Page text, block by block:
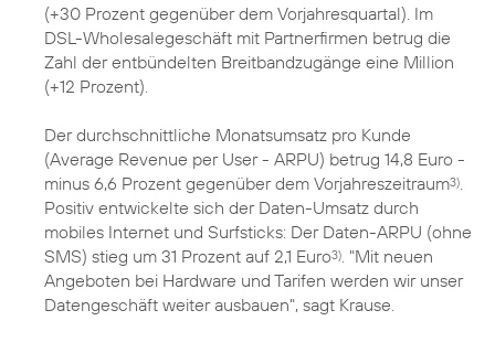
(+30 Prozent gegenüber dem Vorjahresquartal). Im
DSL-Wholesalegeschäft mit Partnerfirmen betrug die
Zahl der entbündelten Breitbandzugänge eine Million
(+12 Prozent).
Der durchschnittliche Monatsumsatz pro Kunde
(Average Revenue per User - ARPU) betrug 14,8 Euro -
minus 6,6 Prozent gegenüber dem Vorjahreszeitraum3)
Positiv entwickelte sich der Daten-Umsatz durch
mobiles Internet und Surfsticks: Der Daten-ARPU (ohne
SMS) stieg um 31 Prozent auf 2,1 Euro3) . "Mit neuen
Angeboten bei Hardware und Tarifen werden wir unser
Datengeschäft weiter ausbauen", sagt Krause.